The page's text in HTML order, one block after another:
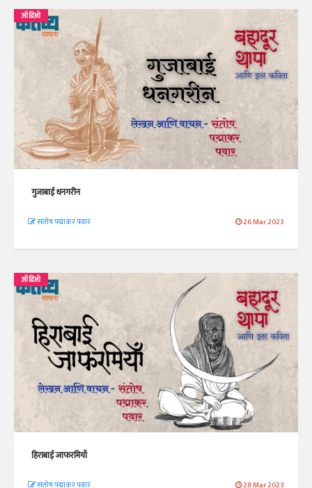
ऑडिओ
गुजाबाई धनगरीन
संतोष पद्माकर पवार 26 Mar 2023
ऑडिओ
हिराबाई जाफरमियाँ
संतोष पद्माकर पवार 28 Mar 2023